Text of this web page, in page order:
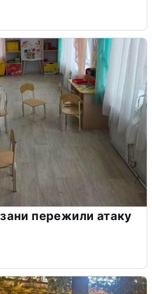
пережили атаку